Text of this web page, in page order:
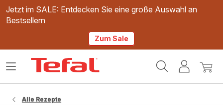
Jetzt im SALE: Entdecken Sie eine große Auswahl an
Bestsellern
Zum Sale
Mein
Mein
Das
Alle Rezepte